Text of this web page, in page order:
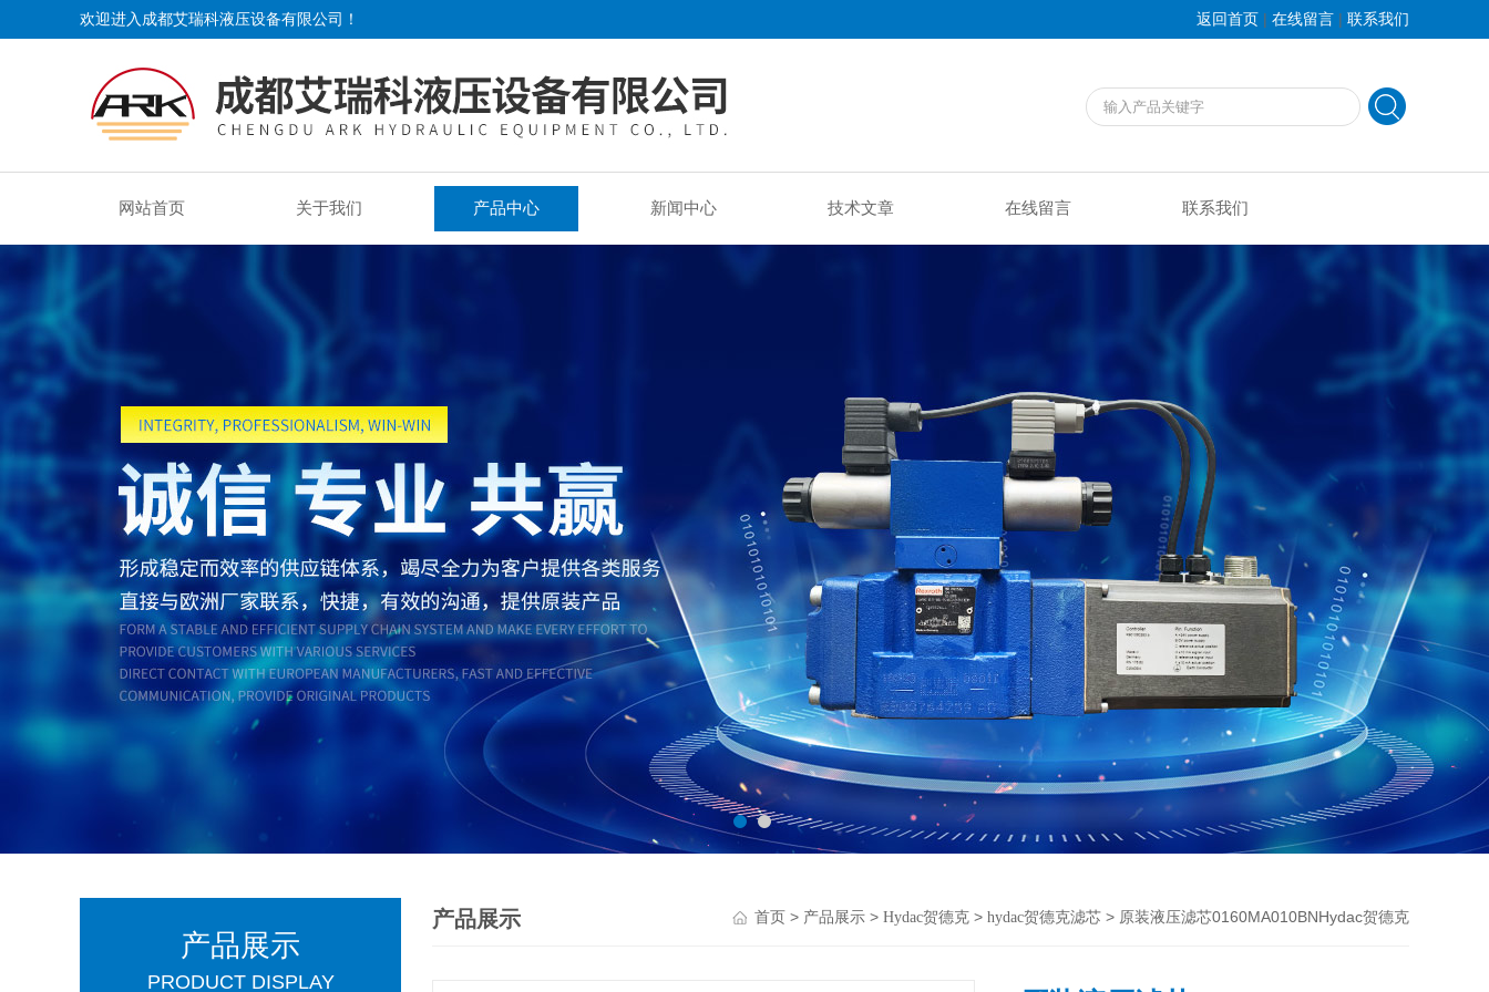
欢迎进入成都艾瑞科液压设备有限公司！ 返回首页 | 在线留言 | 联系我们
网站首页 关于我们 产品中心 新闻中心 技术文章 在线留言 联系我们
产品展示
PRODUCT DISPLAY
产品展示 首页 > 产品展示 > Hydac贺德克 > hydac贺德克滤芯 > 原装液压滤芯0160MA010BNHydac贺德克